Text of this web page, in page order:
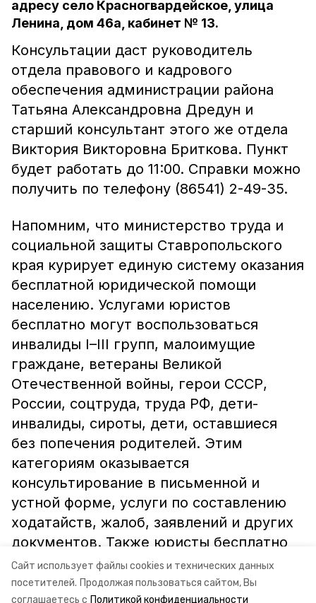
Сайт использует файлы cookies и технических данных
посетителей. Продолжая пользоваться сайтом, Вы
соглашаетесь с Политикой конфиденциальности
адресу село Красногвардейское, улица
Ленина, дом 46а, кабинет № 13.
Консультации даст руководитель
отдела правового и кадрового
обеспечения администрации района
Татьяна Александровна Дредун и
старший консультант этого же отдела
Виктория Викторовна Бриткова. Пункт
будет работать до 11:00. Справки можно
получить по телефону (86541) 2-49-35.
Напомним, что министерство труда и
социальной защиты Ставропольского
края курирует единую систему оказания
бесплатной юридической помощи
населению. Услугами юристов
бесплатно могут воспользоваться
инвалиды I–III групп, малоимущие
граждане, ветераны Великой
Отечественной войны, герои СССР,
России, соцтруда, труда РФ, дети-
инвалиды, сироты, дети, оставшиеся
без попечения родителей. Этим
категориям оказывается
консультирование в письменной и
устной форме, услуги по составлению
ходатайств, жалоб, заявлений и других
документов. Также юристы бесплатно
представляют интересы этих людей в
судах.